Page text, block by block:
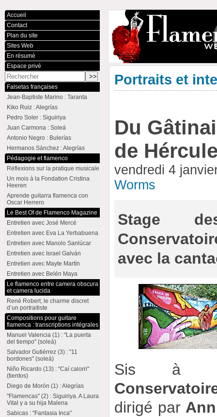
Portraits et
Du
de
vendredi 4
Worms
Stage
avec la
Sis à
dirigé par
Accueil
Contact
Plan du site
Sites Web
En résumé
Espace privé
Falsetas françaises
Jean-Baptiste Marino : Taranta
Kiko Ruiz : Alegrías
Pedro Soler : Siguiriya
Juan Carmona : Soleá
Antonio Negro : Bulerías
Hermanos Sánchez : Alegrías
Pédagogie et flamenco
Réflexions sur la pratique musicale
Un mois à la Fondation Cristina
Heeren
Aprende guitarra flamenca con
Oscar Herrero
Le Best Of de Flamenco Magazine
Entretien avec José Mercé
Entretien avec Eva La Yerbabuena
Entretien avec Manolo Sanlúcar
Entretien avec Israel Galván
Entretien avec Mayte Martín
Entretien avec Belén Maya
Le flamenco entre camera obscura
et camera lucida
René Robert, le charme discret
d’un portraitiste
Compositions pour guitare
flamenca : transcriptions intégrales
Manuel Valencia (1) : "La puerta
del tiempo" (soleá)
Salvador Gutiérrez (3) : "11
bordones" (soleá)
Niño Ricardo (13) : "Caí calorri"
(tientos)
Diego de Morón (1) : Alegrías
"Flamencas" (2) : Siguiriya. A Laura
Vital y a su hija Malena
Sabicas : "Fantasia Inca"